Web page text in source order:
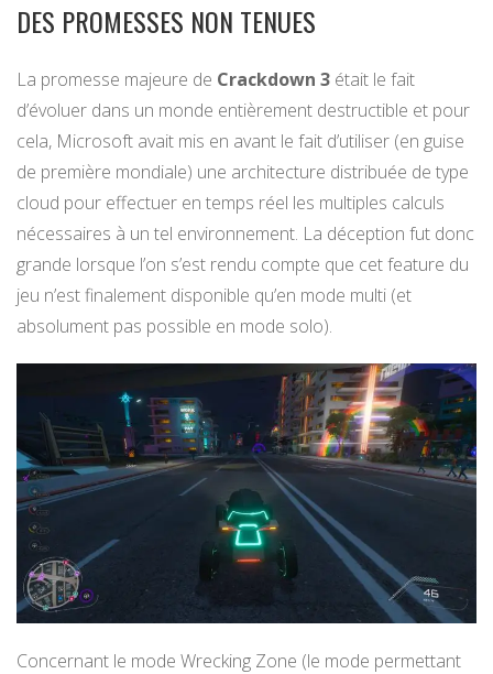
DES PROMESSES NON TENUES
La promesse majeure de Crackdown 3 était le fait
d’évoluer dans un monde entièrement destructible et pour
cela, Microsoft avait mis en avant le fait d’utiliser (en guise
de première mondiale) une architecture distribuée de type
cloud pour effectuer en temps réel les multiples calculs
nécessaires à un tel environnement. La déception fut donc
grande lorsque l’on s’est rendu compte que cet feature du
jeu n’est finalement disponible qu’en mode multi (et
absolument pas possible en mode solo).
Concernant le mode Wrecking Zone (le mode permettant